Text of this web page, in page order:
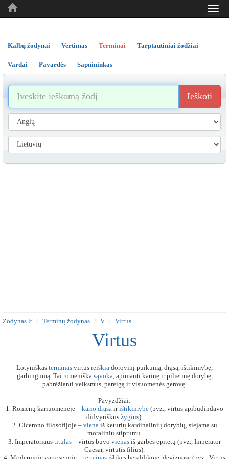
..
..
Kalbų žodynai Vertimas Terminai Tarptautiniai žodžiai
Vardai Pavardės Sapnininkas
Ieškoti
Zodynas.lt Terminų žodynas V Virtus
Virtus
Lotyniškas terminas virtus reiškia dorovinį puikumą, drąsą, ištikimybę,
garbingumą. Tai romėniška sąvoka, apimanti karinę ir pilietinę dorybę,
pabrėžianti veiksmus, pareigą ir visuomenės gerovę.
Pavyzdžiai:
1. Romėnų kariuomenėje – kario drąsa irištikimybė (pvz., virtus apibūdindavo
didvyriškus žygius).
2. Cicerono filosofijoje – vienaiš keturių kardinalinių dorybių, siejama su
moraliniu stiprumu.
3. Imperatoriaus titulas – virtus buvo vienas iš garbės epitetų (pvz., Imperator
Caesar, virtutis filius).